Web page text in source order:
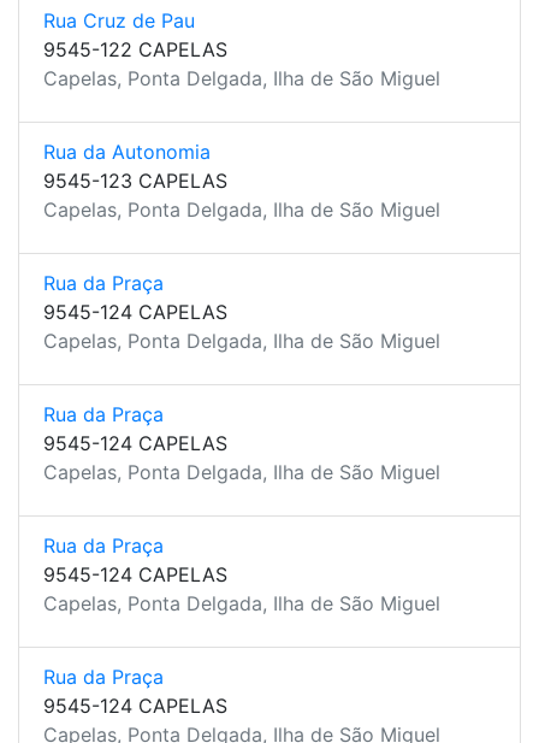
Rua Cruz de Pau
9545-122 CAPELAS
Capelas, Ponta Delgada, Ilha de São Miguel
Rua da Autonomia
9545-123 CAPELAS
Capelas, Ponta Delgada, Ilha de São Miguel
Rua da Praça
9545-124 CAPELAS
Capelas, Ponta Delgada, Ilha de São Miguel
Rua da Praça
9545-124 CAPELAS
Capelas, Ponta Delgada, Ilha de São Miguel
Rua da Praça
9545-124 CAPELAS
Capelas, Ponta Delgada, Ilha de São Miguel
Rua da Praça
9545-124 CAPELAS
Capelas, Ponta Delgada, Ilha de São Miguel